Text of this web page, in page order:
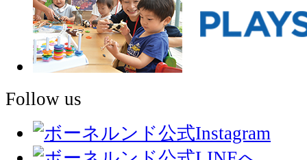
Follow us